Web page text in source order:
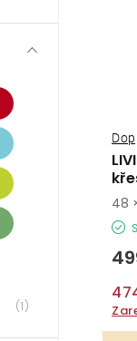
1
o
d
u
k
t
ů
48